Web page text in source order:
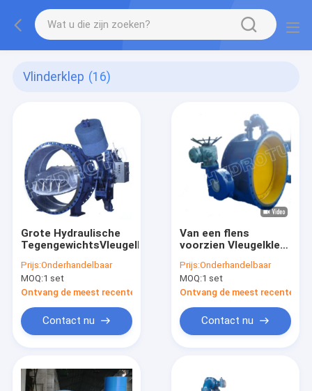
Vlinderklep (16)
Grote Hydraulische
TegengewichtsVleugelklep
Prijs:Onderhandelbaar
MOQ:1 set
Ontvang de meest recente Prijs
Contact nu
Van een flens
voorzien Vleugelklep
Waterkrachtpost
Prijs:Onderhandelbaar
MOQ:1 set
Ontvang de meest recente
Contact nu